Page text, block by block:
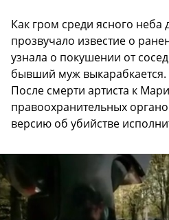
Как гром среди ясного неба
прозвучало известие о
узнала о покушении от
бывший муж выкарабкается.
После смерти артиста к
правоохранительных
версию об убийстве